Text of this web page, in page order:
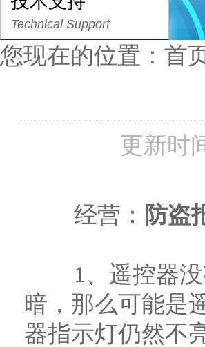
Technical Support
您现在的位置： 首
更新时
经营： 防盗
1、遥控器没
暗，那么可能是
器指示灯仍然不